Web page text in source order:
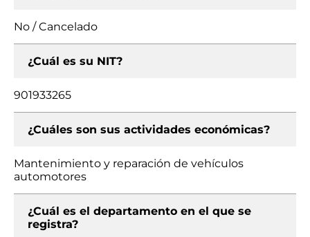
No / Cancelado
¿Cuál es su NIT?
901933265
¿Cuáles son sus actividades económicas?
Mantenimiento y reparación de vehículos
automotores
¿Cuál es el departamento en el que se
registra?